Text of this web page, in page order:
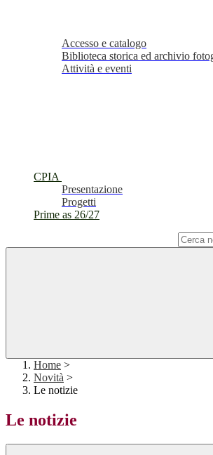
Accesso e catalogo
Biblioteca storica ed archivio
Attività e eventi
CPIA
Presentazione
Progetti
Prime as 26/27
Home >
Novità >
Le notizie
Le notizie